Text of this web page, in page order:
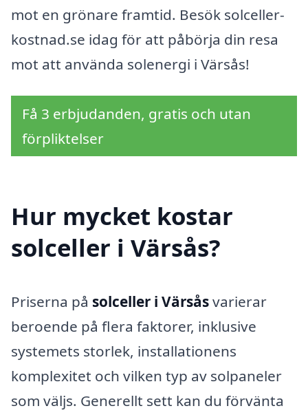
mot en grönare framtid. Besök solceller-
kostnad.se idag för att påbörja din resa
mot att använda solenergi i Värsås!
Få 3 erbjudanden, gratis och utan
förpliktelser
Hur mycket kostar
solceller i Värsås?
Priserna på solceller i Värsåsvarierar
beroende på flera faktorer, inklusive
systemets storlek, installationens
komplexitet och vilken typ av solpaneler
som väljs. Generellt sett kan du förvänta